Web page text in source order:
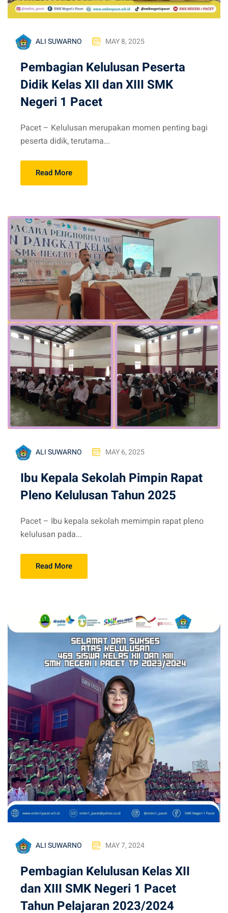
ALI SUWARNO MAY 8, 2025
Pembagian Kelulusan Peserta
Didik Kelas XII dan XIII SMK
Negeri 1 Pacet
Pacet – Kelulusan merupakan momen penting bagi
peserta didik, terutama...
Read More
ALI SUWARNO MAY 6, 2025
Ibu Kepala Sekolah Pimpin Rapat
Pleno Kelulusan Tahun 2025
Pacet – Ibu kepala sekolah memimpin rapat pleno
kelulusan pada...
Read More
ALI SUWARNO MAY 7, 2024
Pembagian Kelulusan Kelas XII
dan XIII SMK Negeri 1 Pacet
Tahun Pelajaran 2023/2024